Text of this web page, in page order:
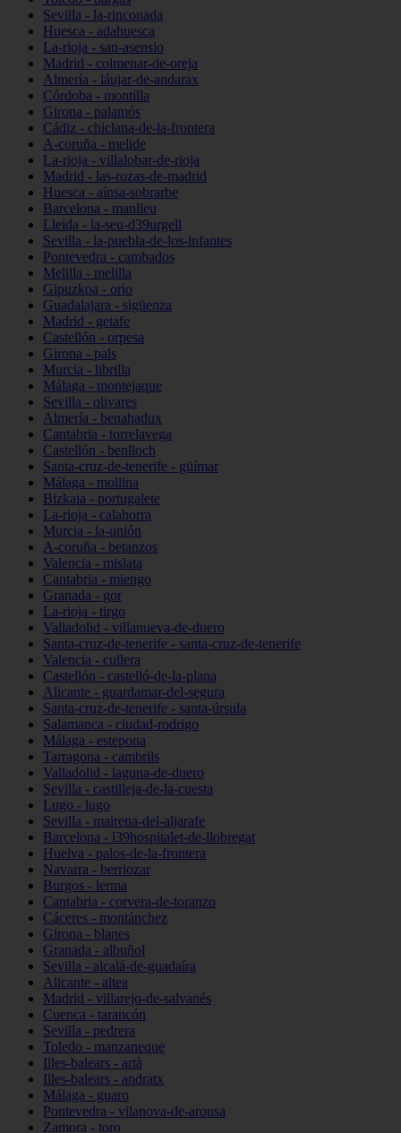
Sevilla - la-rinconada
Huesca - adahuesca
La-rioja - san-asensio
Madrid - colmenar-de-oreja
Almería - láujar-de-andarax
Córdoba - montilla
Girona - palamós
Cádiz - chiclana-de-la-frontera
A-coruña - melide
La-rioja - villalobar-de-rioja
Madrid - las-rozas-de-madrid
Huesca - aínsa-sobrarbe
Barcelona - manlleu
Lleida - la-seu-d39urgell
Sevilla - la-puebla-de-los-infantes
Pontevedra - cambados
Melilla - melilla
Gipuzkoa - orio
Guadalajara - sigüenza
Madrid - getafe
Castellón - orpesa
Girona - pals
Murcia - librilla
Málaga - montejaque
Sevilla - olivares
Almería - benahadux
Cantabria - torrelavega
Castellón - benlloch
Santa-cruz-de-tenerife - güímar
Málaga - mollina
Bizkaia - portugalete
La-rioja - calahorra
Murcia - la-unión
A-coruña - betanzos
Valencia - mislata
Cantabria - miengo
Granada - gor
La-rioja - tirgo
Valladolid - villanueva-de-duero
Santa-cruz-de-tenerife - santa-cruz-de-tenerife
Valencia - cullera
Castellón - castelló-de-la-plana
Alicante - guardamar-del-segura
Santa-cruz-de-tenerife - santa-úrsula
Salamanca - ciudad-rodrigo
Málaga - estepona
Tarragona - cambrils
Valladolid - laguna-de-duero
Sevilla - castilleja-de-la-cuesta
Lugo - lugo
Sevilla - mairena-del-aljarafe
Barcelona - l39hospitalet-de-llobregat
Huelva - palos-de-la-frontera
Navarra - berriozar
Burgos - lerma
Cantabria - corvera-de-toranzo
Cáceres - montánchez
Girona - blanes
Granada - albuñol
Sevilla - alcalá-de-guadaíra
Alicante - altea
Madrid - villarejo-de-salvanés
Cuenca - tarancón
Sevilla - pedrera
Toledo - manzaneque
Illes-balears - artà
Illes-balears - andratx
Málaga - guaro
Pontevedra - vilanova-de-arousa
Zamora - toro